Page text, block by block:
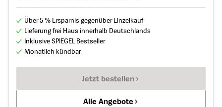
Über 5 % Ersparnis gegenüber Einzelkauf
Lieferung frei Haus innerhalb Deutschlands
Inklusive SPIEGEL Bestseller
Monatlich kündbar
Jetzt bestellen
Alle Angebote